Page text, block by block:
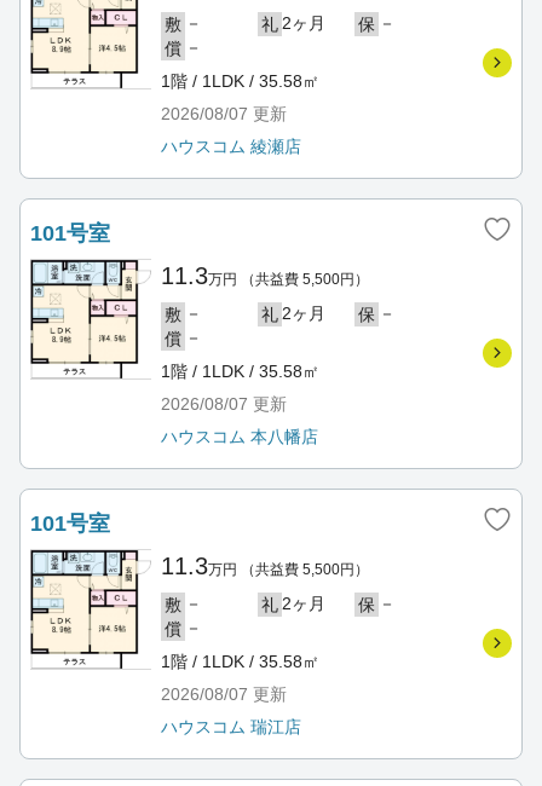
敷 － 礼 2ヶ月 保 －
償 －
1階 / 1LDK / 35.58㎡
2026/08/07 更新
ハウスコム 綾瀬店
101号室
11.3万円 （共益費 5,500円）
敷 － 礼 2ヶ月 保 －
償 －
1階 / 1LDK / 35.58㎡
2026/08/07 更新
ハウスコム 本八幡店
101号室
11.3万円 （共益費 5,500円）
敷 － 礼 2ヶ月 保 －
償 －
1階 / 1LDK / 35.58㎡
2026/08/07 更新
ハウスコム 瑞江店